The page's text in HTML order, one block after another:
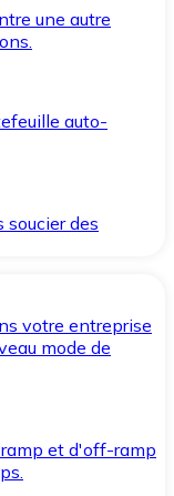
une autre
auto-
des
votre entreprise
mode de
et d'off-ramp